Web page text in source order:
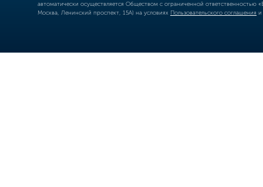
автоматически осуществляется Обществом с ограниченной
Москва, Ленинский проспект, 15А) на условиях Пользовательского соглашения и